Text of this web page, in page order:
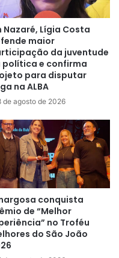
Nazaré, Lígia Costa
maior
da juventude
política e confirma
para disputar
na ALBA
de agosto de 2026
conquista
de “Melhor
no Troféu
do São João